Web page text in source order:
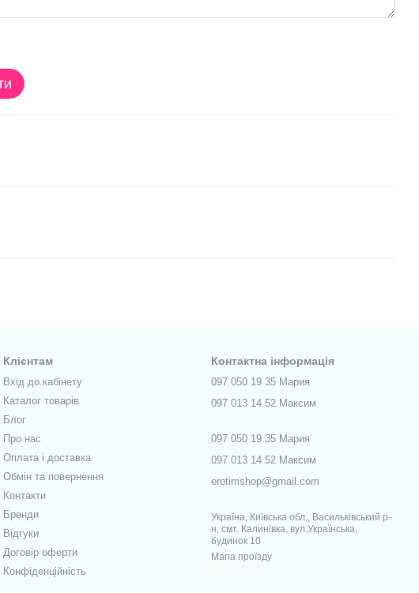
Клієнтам
Вхід до кабінету
Каталог товарів
Блог
Про нас
Оплата і доставка
Обмін та повернення
Контакти
Бренди
Відгуки
Договір оферти
Конфіденційність
Контактна інформація
097 050 19 35 Мария
097 013 14 52 Максим
097 050 19 35 Мария
097 013 14 52 Максим
erotimshop@gmail.com
Україна, Київська обл., Васильківський р-
н, смт. Калинівка, вул.Українська,
будинок 10
Мапа проїзду